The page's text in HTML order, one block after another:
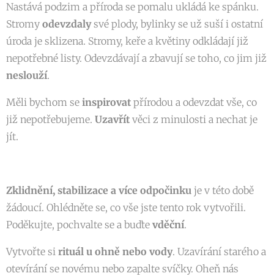
Nastává podzim a příroda se pomalu ukládá ke spánku.
Stromy odevzdalysvé plody, bylinky se už suší i ostatní
úroda je sklizena. Stromy, keře a květiny odkládají již
nepotřebné listy. Odevzdávají a zbavují se toho, co jim již
neslouží.
Měli bychom se inspirovat přírodou a odevzdat vše, co
již nepotřebujeme. Uzavřít věci z minulosti a nechat je
jít.
Zklidnění, stabilizace a více odpočinku je v této době
žádoucí. Ohlédněte se, co vše jste tento rok vytvořili.
Poděkujte, pochvalte se a buďte vděční.
Vytvořte si rituál u ohně nebo vody. Uzavírání starého a
otevírání se novému nebo zapalte svíčky. Oheň nás